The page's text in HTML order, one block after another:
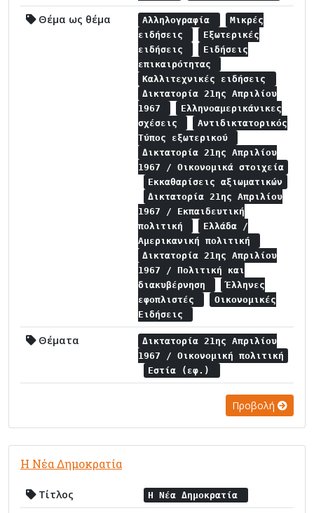
Θέμα ως θέμα Αλληλογραφία
Μικρές
ειδήσεις
Εξωτερικές
ειδήσεις
Ειδήσεις
επικαιρότητας
Καλλιτεχνικές ειδήσεις
Δικτατορία 21ης Απριλίου
1967
Ελληνοαμερικάνικες
σχέσεις
Αντιδικτατορικός
Τύπος εξωτερικού
Δικτατορία 21ης Απριλίου
1967 / Οικονομικά στοιχεία
Εκκαθαρίσεις αξιωματικών
Δικτατορία 21ης Απριλίου
1967 / Εκπαιδευτική
πολιτική
Ελλάδα /
Αμερικανική πολιτική
Δικτατορία 21ης Απριλίου
1967 / Πολιτική και
διακυβέρνηση
Έλληνες
εφοπλιστές
Οικονομικές
Ειδήσεις
Θέματα
Δικτατορία 21ης Απριλίου
1967 / Οικονομική πολιτική
Εστία (εφ.)
Προβολή
Η Νέα Δημοκρατία
Τίτλος Η Νέα Δημοκρατία